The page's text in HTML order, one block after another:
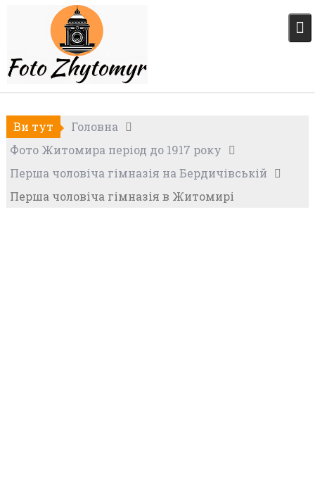
Ви тут
Головна
Фото Житомира період до 1917 року
Перша чоловіча гімназія на Бердичівській
Перша чоловіча гімназія в Житомирі